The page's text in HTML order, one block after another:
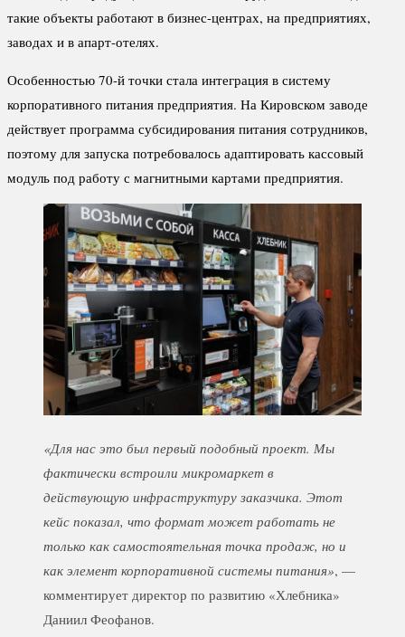
такие объекты работают в бизнес-центрах, на предприятиях,
заводах и в апарт-отелях.
Особенностью 70-й точки стала интеграция в систему
корпоративного питания предприятия. На Кировском заводе
действует программа субсидирования питания сотрудников,
поэтому для запуска потребовалось адаптировать кассовый
модуль под работу с магнитными картами предприятия.
«Для нас это был первый подобный проект. Мы
фактически встроили микромаркет в
действующую инфраструктуру заказчика. Этот
кейс показал, что формат может работать не
только как самостоятельная точка продаж, но и
как элемент корпоративной системы питания», —
комментирует директор по развитию «Хлебника»
Даниил Феофанов.